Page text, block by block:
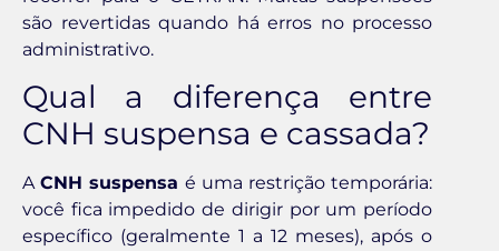
são revertidas quando há erros no processo
administrativo.
Qual a diferença entre
CNH suspensa e cassada?
ACNH suspensa é uma restrição temporária:
você fica impedido de dirigir por um período
específico (geralmente 1 a 12 meses), após o